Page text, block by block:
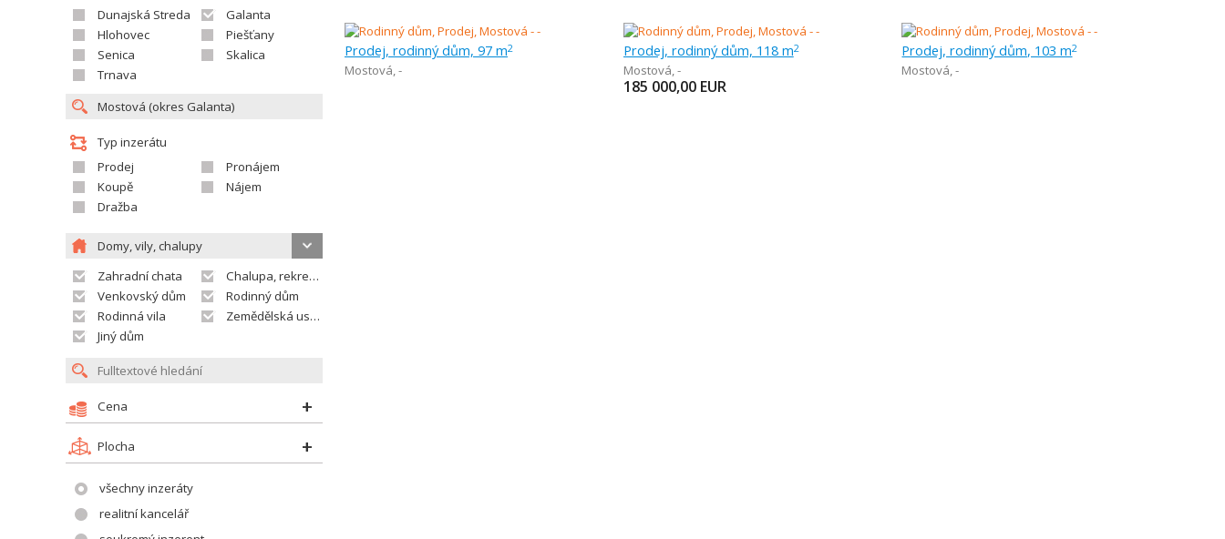
Dunajská Streda
Galanta
Hlohovec
Piešťany
Senica
Skalica
Trnava
Typ inzerátu
Prodej
Pronájem
Koupě
Nájem
Dražba
Domy, vily, chalupy
Zahradní chata
Chalupa, rekreační domek
Venkovský dům
Rodinný dům
Rodinná vila
Zemědělská usedlost
Jiný dům
Cena
Plocha
všechny inzeráty
realitní kancelář
Prodej, rodinný dům, 97 m2
Mostová,-
Prodej, rodinný dům, 118 m2
Mostová,-
185 000,00 EUR
Prodej, rodinný dům, 103 m2
Mostová,-